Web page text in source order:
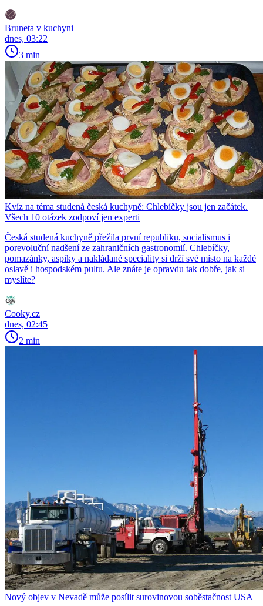
Bruneta v kuchyni
dnes, 03:22
3 min
Kvíz na téma studená česká kuchyně: Chlebíčky jsou jen začátek.
Všech 10 otázek zodpoví jen experti
Česká studená kuchyně přežila první republiku, socialismus i
porevoluční nadšení ze zahraničních gastronomií. Chlebíčky,
pomazánky, aspiky a nakládané speciality si drží své místo na každé
oslavě i hospodském pultu. Ale znáte je opravdu tak dobře, jak si
myslíte?
Cooky.cz
dnes, 02:45
2 min
Nový objev v Nevadě může posílit surovinovou soběstačnost USA